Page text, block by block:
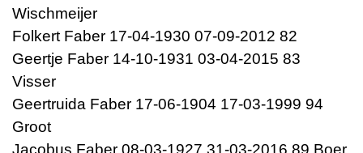
Wischmeijer
Folkert Faber 17-04-1930 07-09-2012 82
Geertje Faber 14-10-1931 03-04-2015 83
Visser
Geertruida Faber 17-06-1904 17-03-1999 94
Groot
Jacobus Faber 08-03-1927 31-03-2016 89 Boer